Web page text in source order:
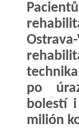
po
bolestí
milión